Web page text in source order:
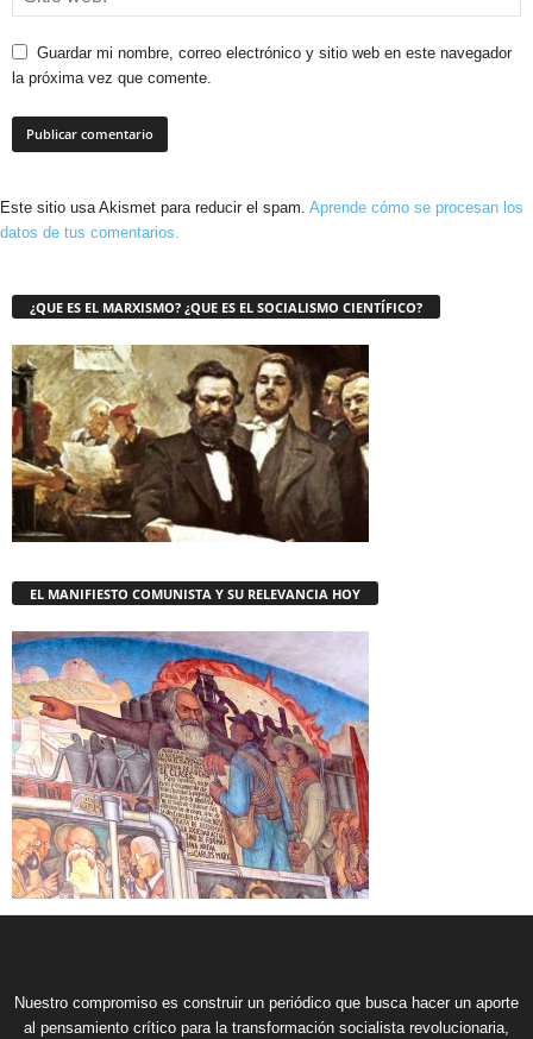
Guardar mi nombre, correo electrónico y sitio web en este navegador
la próxima vez que comente.
Este sitio usa Akismet para reducir el spam. Aprende cómo se procesan los
datos de tus comentarios.
¿QUE ES EL MARXISMO? ¿QUE ES EL SOCIALISMO CIENTÍFICO?
EL MANIFIESTO COMUNISTA Y SU RELEVANCIA HOY
Nuestro compromiso es construir un periódico que busca hacer un aporte
al pensamiento crítico para la transformación socialista revolucionaria,